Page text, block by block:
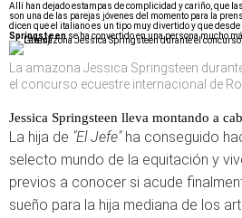
Allí han dejado estampas de complicidad y cariño, que
son una de las parejas jóvenes del momento para la
dicen que el italiano es un tipo muy divertido y que
Springsteen se ha convertido en una persona mucho
La amazona Jessica Springsteen
el concurso ecuestre internacional de
Jessica Springsteen lleva montando a
La hija de "El Jefe" ha conseguido
selecto mundo de la equitación y
previos a conocer si acude
sueño para la hija mediana de los